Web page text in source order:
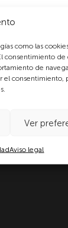
como las
consentimiento de
de
el consentimiento,
Ver
Aviso legal